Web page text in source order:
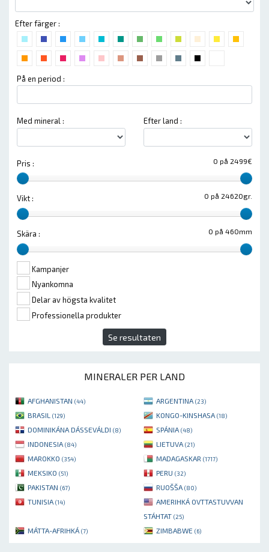
Efter färger :
På en period :
Med mineral : Efter land :
0 på 2499€
Pris :
0 på 24620gr.
Vikt :
0 på 460mm
Skära :
Kampanjer
Nyankomna
Delar av högsta kvalitet
Professionella produkter
Se resultaten
MINERALER PER LAND
AFGHANISTAN (44) ARGENTINA (23)
BRASIL (129) KONGO-KINSHASA (18)
DOMINIKÁNA DÁSSEVÁLDI (8) SPÁNIA (48)
INDONESIA (84) LIETUVA (21)
MAROKKO (354) MADAGASKAR (1717)
MEKSIKO (51) PERU (32)
PAKISTAN (67) RUOŠŠA (80)
TUNISIA (14)
AMERIHKÁ OVTTASTUVVAN
STÁHTAT (25)
MÁTTA-AFRIHKÁ (7) ZIMBABWE (6)